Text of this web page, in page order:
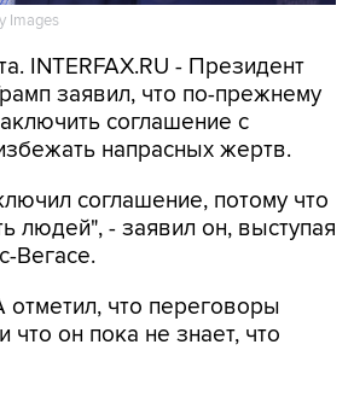
Images
INTERFAX.RU - Президент
заявил, что по-прежнему
соглашение с
напрасных жертв.
соглашение, потому что
людей", - заявил он, выступая
Вегасе.
что переговоры
что он пока не знает, что